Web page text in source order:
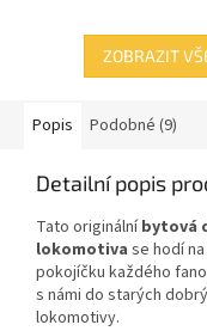
ZOBRAZIT
Popis Podobné (9)
Detailní popis
Tato originálníbytová
lokomotiva se hodí
pokojíčku každého
s námi do starých
lokomotivy.